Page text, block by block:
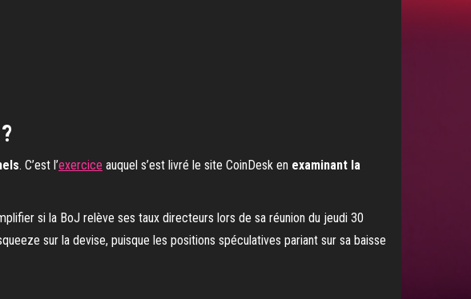
. C’est l’exercice auquel s’est livré le site CoinDesk en examinant la
si la BoJ relève ses taux directeurs lors de sa réunion du jeudi 30
sur la devise, puisque les positions spéculatives pariant sur sa baisse